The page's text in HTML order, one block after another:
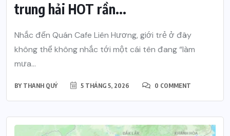
trung hải HOT rần...
Nhắc đến Quán Cafe Liên Hương, giới trẻ ở đây
không thể không nhắc tới một cái tên đang “làm
mưa...
BY THANH QUÝ 5 THÁNG 5, 2026 0 COMMENT